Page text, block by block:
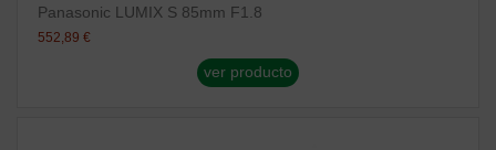
Panasonic LUMIX S 85mm F1.8
552,89 €
ver producto